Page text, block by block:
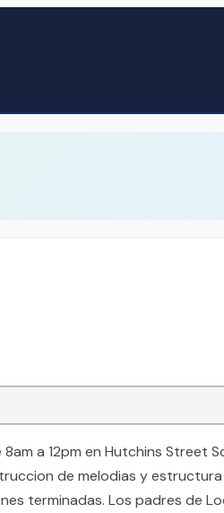
a 12pm en Hutchins Street
de melodias y
terminadas. Los padres de